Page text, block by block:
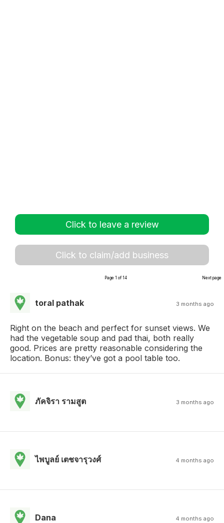
Click to leave a review
Click to claim/add business
Page 1 of 14 Next page
toral pathak 3 months ago
Right on the beach and perfect for sunset views. We
had the vegetable soup and pad thai, both really
good. Prices are pretty reasonable considering the
location. Bonus: they’ve got a pool table too.
ภัคจิรา รามสูต 3 months ago
ไพบูลย์ เตชจารุวงศ์ 4 months ago
Dana 4 months ago